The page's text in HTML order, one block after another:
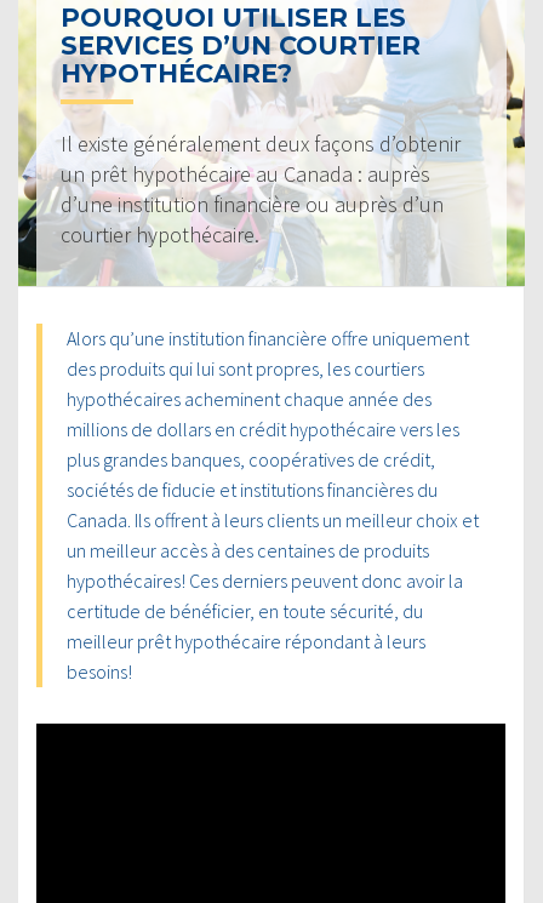
POURQUOI UTILISER LES
SERVICES D’UN COURTIER
HYPOTHÉCAIRE?
Il existe généralement deux façons d’obtenir
un prêt hypothécaire au Canada : auprès
d’une institution financière ou auprès d’un
courtier hypothécaire.
Alors qu’une institution financière offre uniquement
des produits qui lui sont propres, les courtiers
hypothécaires acheminent chaque année des
millions de dollars en crédit hypothécaire vers les
plus grandes banques, coopératives de crédit,
sociétés de fiducie et institutions financières du
Canada. Ils offrent à leurs clients un meilleur choix et
un meilleur accès à des centaines de produits
hypothécaires! Ces derniers peuvent donc avoir la
certitude de bénéficier, en toute sécurité, du
meilleur prêt hypothécaire répondant à leurs
besoins!